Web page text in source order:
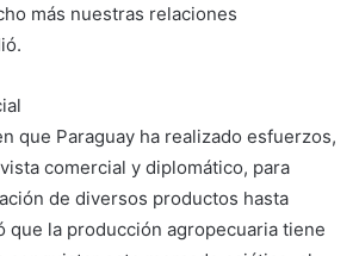
más nuestras relaciones
que Paraguay ha realizado esfuerzos,
comercial y diplomático, para
de diversos productos hasta
que la producción agropecuaria tiene